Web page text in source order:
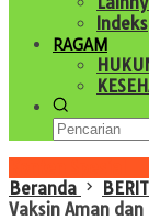
Indeks
RAGAM
Beranda
Vaksin Aman dan